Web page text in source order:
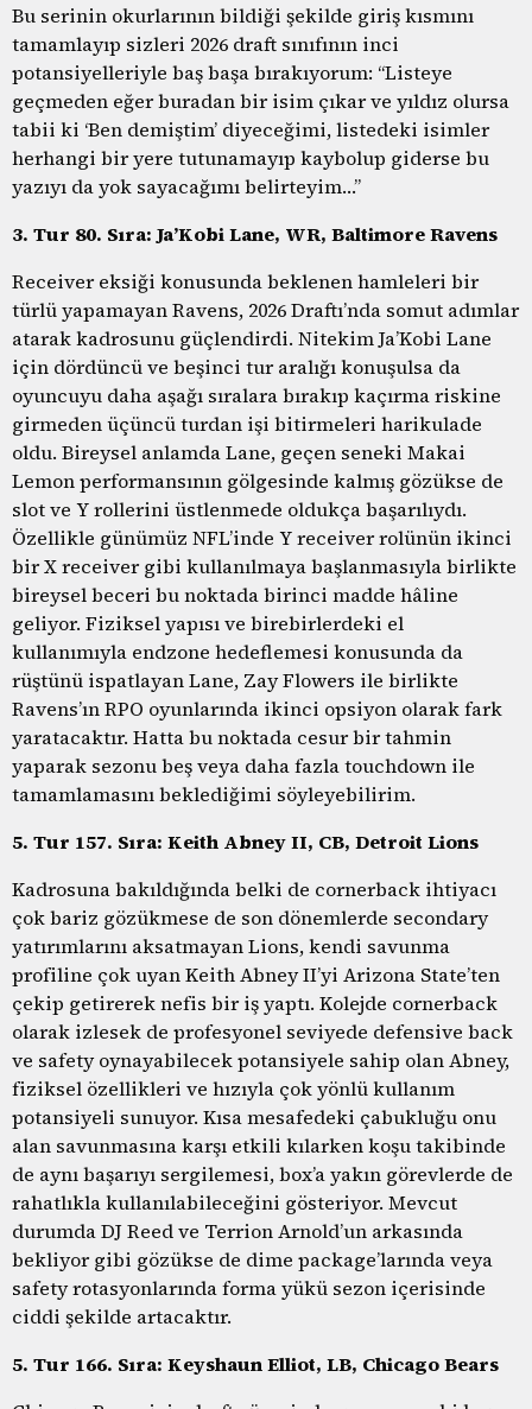
Bu serinin okurlarının bildiği şekilde giriş kısmını
tamamlayıp sizleri 2026 draft sınıfının inci
potansiyelleriyle baş başa bırakıyorum: “Listeye
geçmeden eğer buradan bir isim çıkar ve yıldız olursa
tabii ki ‘Ben demiştim’ diyeceğimi, listedeki isimler
herhangi bir yere tutunamayıp kaybolup giderse bu
yazıyı da yok sayacağımı belirteyim…”
3. Tur 80. Sıra: Ja’Kobi Lane, WR, Baltimore Ravens
Receiver eksiği konusunda beklenen hamleleri bir
türlü yapamayan Ravens, 2026 Draftı’nda somut adımlar
atarak kadrosunu güçlendirdi. Nitekim Ja’Kobi Lane
için dördüncü ve beşinci tur aralığı konuşulsa da
oyuncuyu daha aşağı sıralara bırakıp kaçırma riskine
girmeden üçüncü turdan işi bitirmeleri harikulade
oldu. Bireysel anlamda Lane, geçen seneki Makai
Lemon performansının gölgesinde kalmış gözükse de
slot ve Y rollerini üstlenmede oldukça başarılıydı.
Özellikle günümüz NFL’inde Y receiver rolünün ikinci
bir X receiver gibi kullanılmaya başlanmasıyla birlikte
bireysel beceri bu noktada birinci madde hâline
geliyor. Fiziksel yapısı ve birebirlerdeki el
kullanımıyla endzone hedeflemesi konusunda da
rüştünü ispatlayan Lane, Zay Flowers ile birlikte
Ravens’ın RPO oyunlarında ikinci opsiyon olarak fark
yaratacaktır. Hatta bu noktada cesur bir tahmin
yaparak sezonu beş veya daha fazla touchdown ile
tamamlamasını beklediğimi söyleyebilirim.
5. Tur 157. Sıra: Keith Abney II, CB, Detroit Lions
Kadrosuna bakıldığında belki de cornerback ihtiyacı
çok bariz gözükmese de son dönemlerde secondary
yatırımlarını aksatmayan Lions, kendi savunma
profiline çok uyan Keith Abney II’yi Arizona State’ten
çekip getirerek nefis bir iş yaptı. Kolejde cornerback
olarak izlesek de profesyonel seviyede defensive back
ve safety oynayabilecek potansiyele sahip olan Abney,
fiziksel özellikleri ve hızıyla çok yönlü kullanım
potansiyeli sunuyor. Kısa mesafedeki çabukluğu onu
alan savunmasına karşı etkili kılarken koşu takibinde
de aynı başarıyı sergilemesi, box’a yakın görevlerde de
rahatlıkla kullanılabileceğini gösteriyor. Mevcut
durumda DJ Reed ve Terrion Arnold’un arkasında
bekliyor gibi gözükse de dime package’larında veya
safety rotasyonlarında forma yükü sezon içerisinde
ciddi şekilde artacaktır.
5. Tur 166. Sıra: Keyshaun Elliot, LB, Chicago Bears